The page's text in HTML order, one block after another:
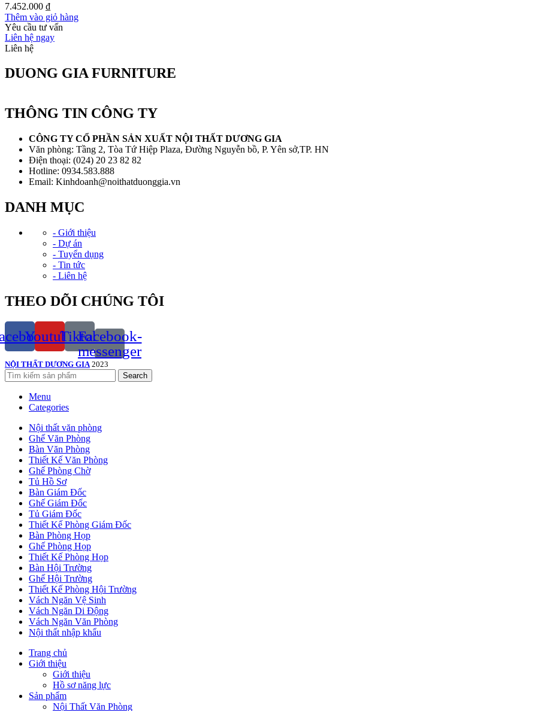
7.452.000 ₫
Thêm vào giỏ hàng
Yêu cầu tư vấn
Liên hệ ngay
Liên hệ
DUONG GIA FURNITURE
THÔNG TIN CÔNG TY
CÔNG TY CỔ PHẦN SẢN XUẤT NỘI THẤT DƯƠNG GIA
Văn phòng: Tầng 2, Tòa Tứ Hiệp Plaza, Đường Nguyễn bồ, P. Yên sở,TP. HN
Điện thoại: (024) 20 23 82 82
Hotline: 0934.583.888
Email: Kinhdoanh@noithatduonggia.vn
DANH MỤC
- Giới thiệu
- Dự án
- Tuyển dụng
- Tin tức
- Liên hệ
THEO DÕI CHÚNG TÔI
YoutubeTiktok
Facebook-
messenger
NỘI THẤT DƯƠNG GIA 2023
Search
Menu
Categories
Nội thất văn phòng
Ghế Văn Phòng
Bàn Văn Phòng
Thiết Kế Văn Phòng
Ghế Phòng Chờ
Tủ Hồ Sơ
Bàn Giám Đốc
Ghế Giám Đốc
Tủ Giám Đốc
Thiết Kế Phòng Giám Đốc
Bàn Phòng Họp
Ghế Phòng Họp
Thiết Kế Phòng Họp
Bàn Hội Trường
Ghế Hội Trường
Thiết Kế Phòng Hội Trường
Vách Ngăn Vệ Sinh
Vách Ngăn Di Động
Vách Ngăn Văn Phòng
Nội thất nhập khẩu
Trang chủ
Giới thiệu
Giới thiệu
Hồ sơ năng lực
Sản phẩm
Nội Thất Văn Phòng